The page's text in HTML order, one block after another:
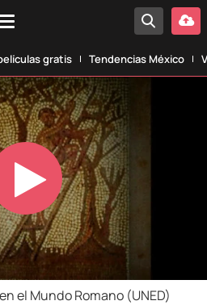
gratis Tendencias México
Play
Video
el Mundo Romano (UNED)